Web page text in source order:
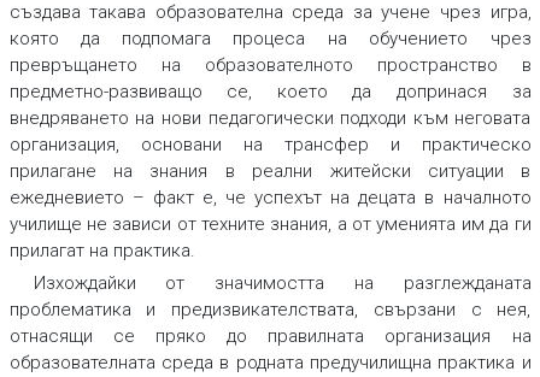
създава такава образователна среда за учене чрез игра,
която да подпомага процеса на обучението чрез
превръщането на образователното пространство в
предметно-развиващо се, което да допринася за
внедряването на нови педагогически подходи към неговата
организация, основани на трансфер и практическо
прилагане на знания в реални житейски ситуации в
ежедневието – факт е, че успехът на децата в началното
училище не зависи от техните знания, а от уменията им да ги
прилагат на практика.
Изхождайки от значимостта на разглежданата
проблематика и предизвикателствата, свързани с нея,
отнасящи се пряко до правилната организация на
образователната среда в родната предучилищна практика и